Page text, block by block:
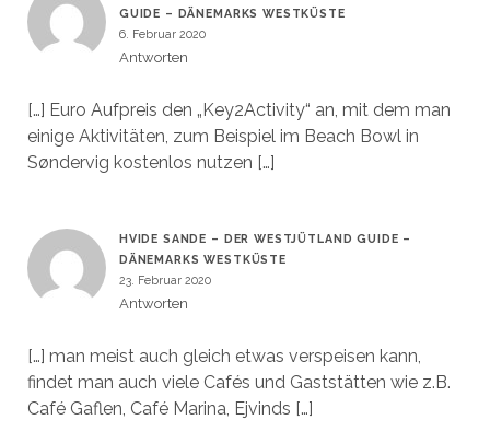
GUIDE – DÄNEMARKS WESTKÜSTE
6. Februar 2020
Antworten
[…] Euro Aufpreis den „Key2Activity“ an, mit dem man
einige Aktivitäten, zum Beispiel im Beach Bowl in
Søndervig kostenlos nutzen […]
HVIDE SANDE – DER WESTJÜTLAND GUIDE –
DÄNEMARKS WESTKÜSTE
23. Februar 2020
Antworten
[…] man meist auch gleich etwas verspeisen kann,
findet man auch viele Cafés und Gaststätten wie z.B.
Café Gaflen, Café Marina, Ejvinds […]